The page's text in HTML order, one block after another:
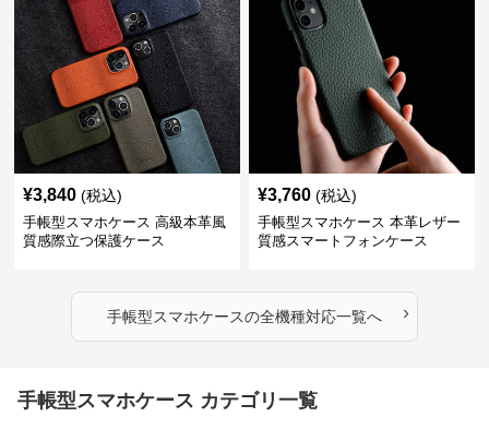
¥3,840 (税込)
手帳型スマホケース 高級本革風
質感際立つ保護ケース
¥3,760 (税込)
手帳型スマホケース 本革レザー
質感スマートフォンケース
手帳型スマホケースの全機種対応一覧へ ›
手帳型スマホケース カテゴリ一覧